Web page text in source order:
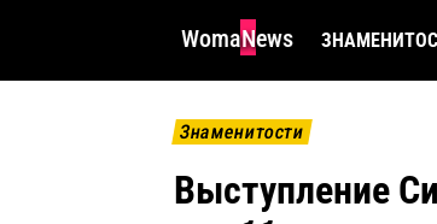
WomaNews
Знаменитости
Выступление